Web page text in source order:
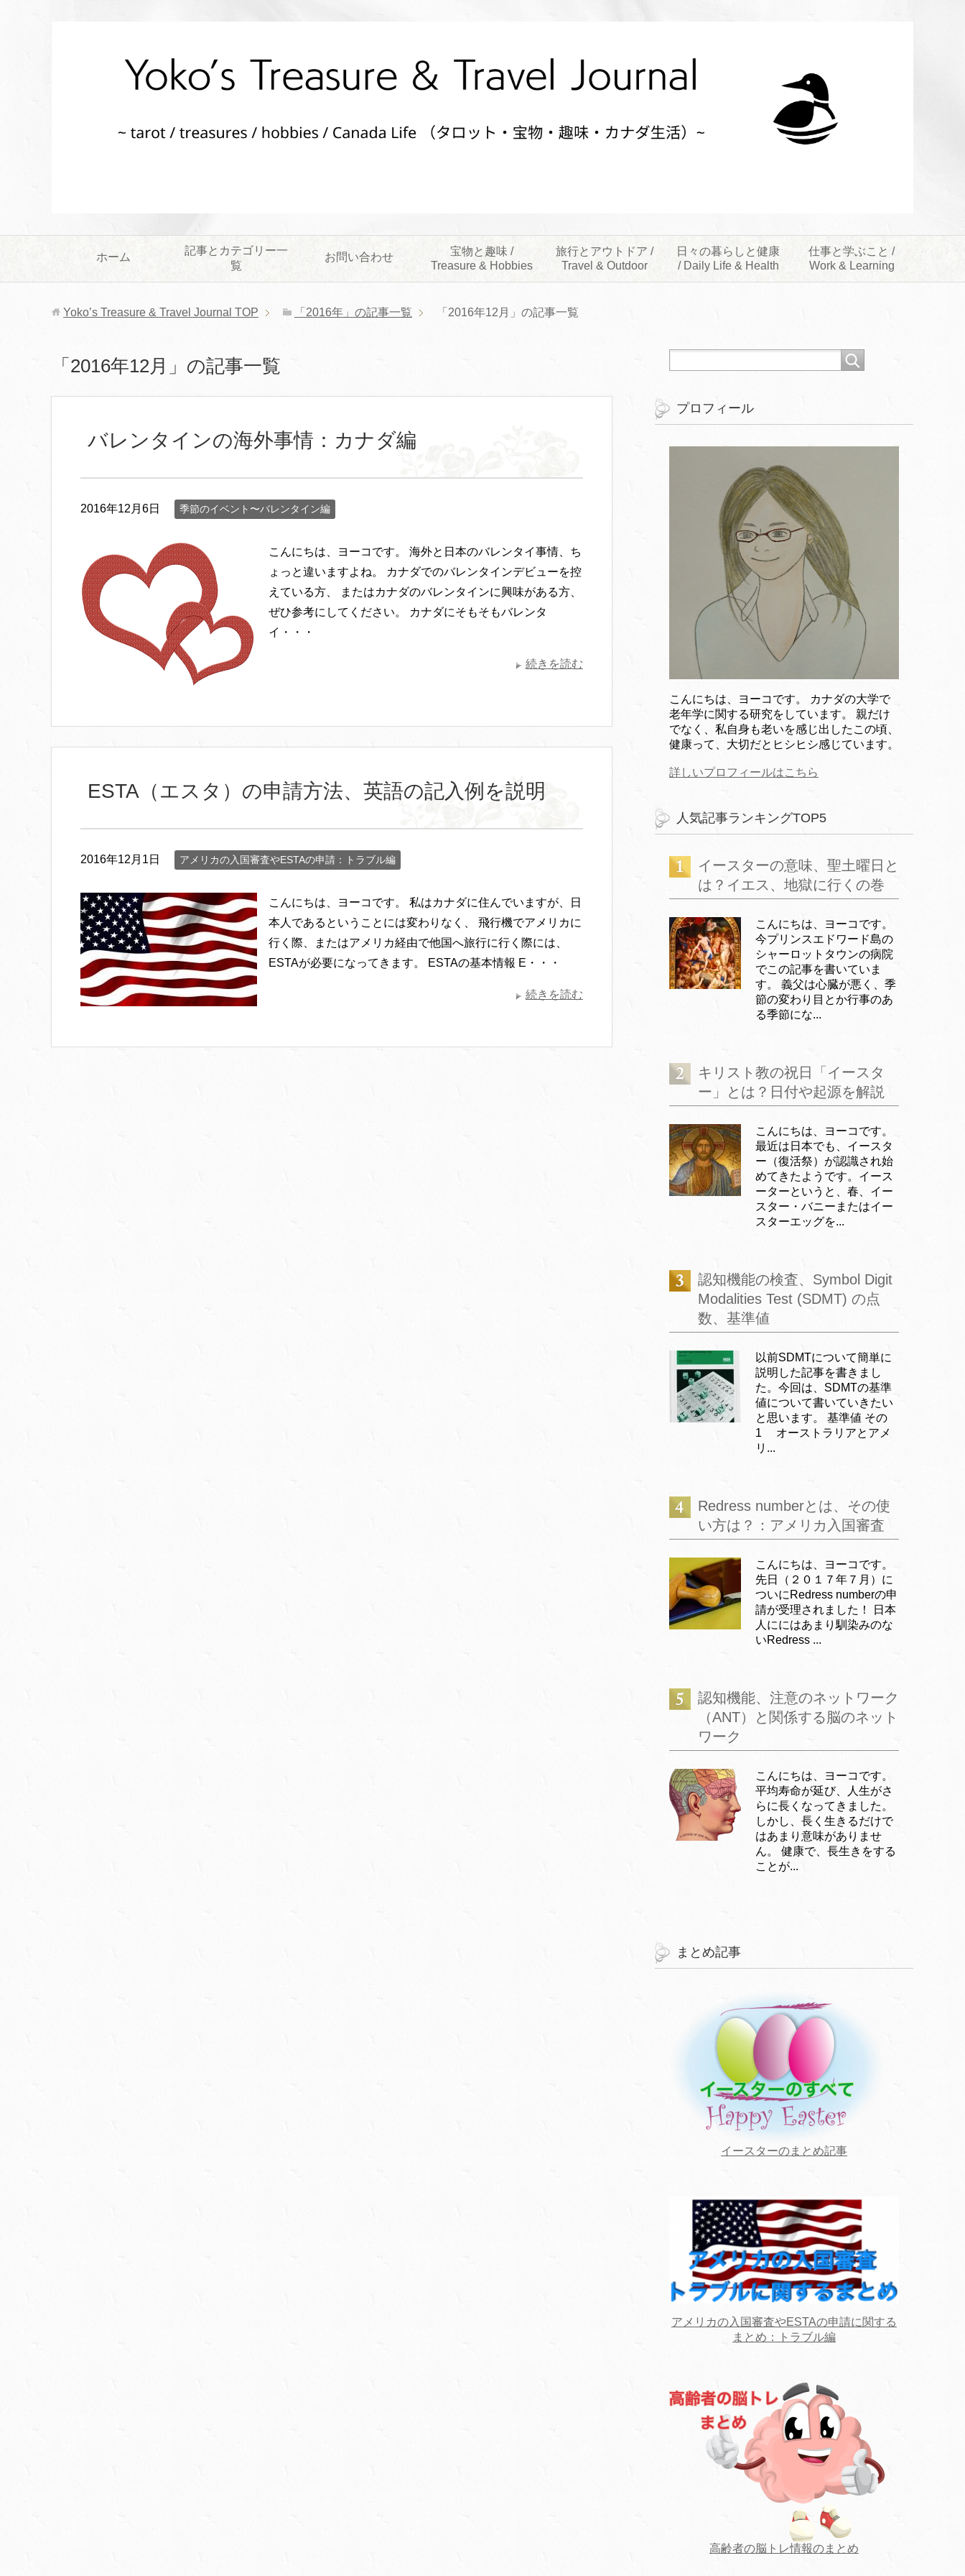
ホーム
記事とカテゴリー一
覧
お問い合わせ
宝物と趣味 /
Treasure & Hobbies
旅行とアウトドア /
Travel & Outdoor
日々の暮らしと健康
/ Daily Life & Health
仕事と学ぶこと /
Work & Learning
Yoko’s Treasure & Travel Journal TOP 「2016年」の記事一覧 「2016年12月」の記事一覧
「2016年12月」の記事一覧
バレンタインの海外事情：カナダ編
2016年12月6日 季節のイベント〜バレンタイン編
こんにちは、ヨーコです。 海外と日本のバレンタイ事情、ち
ょっと違いますよね。 カナダでのバレンタインデビューを控
えている方、 またはカナダのバレンタインに興味がある方、
ぜひ参考にしてください。 カナダにそもそもバレンタ
イ・・・
続きを読む
ESTA（エスタ）の申請方法、英語の記入例を説明
2016年12月1日 アメリカの入国審査やESTAの申請：トラブル編
こんにちは、ヨーコです。 私はカナダに住んでいますが、日
本人であるということには変わりなく、 飛行機でアメリカに
行く際、またはアメリカ経由で他国へ旅行に行く際には、
ESTAが必要になってきます。 ESTAの基本情報 E・・・
続きを読む
プロフィール
こんにちは、ヨーコです。 カナダの大学で
老年学に関する研究をしています。 親だけ
でなく、私自身も老いを感じ出したこの頃、
健康って、大切だとヒシヒシ感じています。
詳しいプロフィールはこちら
人気記事ランキングTOP5
イースターの意味、聖土曜日と
は？イエス、地獄に行くの巻
こんにちは、ヨーコです。
今プリンスエドワード島の
シャーロットタウンの病院
でこの記事を書いていま
す。 義父は心臓が悪く、季
節の変わり目とか行事のあ
る季節にな...
キリスト教の祝日「イースタ
ー」とは？日付や起源を解説
こんにちは、ヨーコです。
最近は日本でも、イースタ
ー（復活祭）が認識され始
めてきたようです。イース
ーターというと、春、イー
スター・バニーまたはイー
スターエッグを...
認知機能の検査、Symbol Digit
Modalities Test (SDMT) の点
数、基準値
以前SDMTについて簡単に
説明した記事を書きまし
た。今回は、SDMTの基準
値について書いていきたい
と思います。 基準値 その
1 オーストラリアとアメ
リ...
Redress numberとは、その使
い方は？：アメリカ入国審査
こんにちは、ヨーコです。
先日（２０１７年７月）に
ついにRedress numberの申
請が受理されました！ 日本
人ににはあまり馴染みのな
いRedress ...
認知機能、注意のネットワーク
（ANT）と関係する脳のネット
ワーク
こんにちは、ヨーコです。
平均寿命が延び、人生がさ
らに長くなってきました。
しかし、長く生きるだけで
はあまり意味がありませ
ん。 健康で、長生きをする
ことが...
まとめ記事
イースターのまとめ記事
アメリカの入国審査やESTAの申請に関する
まとめ：トラブル編
高齢者の脳トレ情報のまとめ